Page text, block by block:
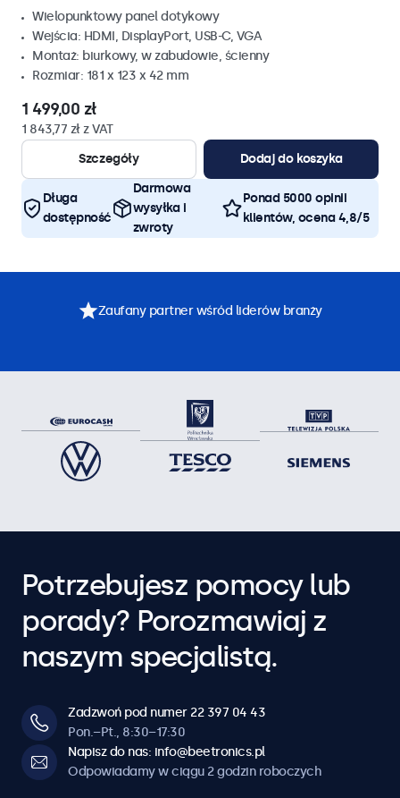
Wielopunktowy panel dotykowy
Wejścia: HDMI, DisplayPort, USB-C, VGA
Montaż: biurkowy, w zabudowie, ścienny
Rozmiar: 181 x 123 x 42 mm
1 499,00 zł
1 843,77 zł z VAT
Szczegóły
Dodaj do koszyka
Długa
dostępność
Darmowa
wysyłka i
zwroty
Ponad 5000 opinii
klientów, ocena 4,8/5
Zaufany partner wśród liderów branży
Potrzebujesz pomocy lub
porady? Porozmawiaj z
naszym specjalistą.
Zadzwoń pod numer 22 397 04 43
Pon.–Pt., 8:30–17:30
Napisz do nas: info@beetronics.pl
Odpowiadamy w ciągu 2 godzin roboczych